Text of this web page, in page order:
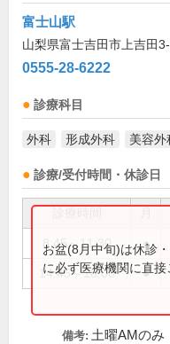
富士山駅
山梨県富士吉田市上吉田
0555-28-6222
診療科目
外科 形成外科 美容外
診療/受付時間・休診日
8:45～11:30 ●
14:45～18:00 ●
お盆(8月中旬)は休診
に必ず医療機関に直接
備考: 土曜AMのみ